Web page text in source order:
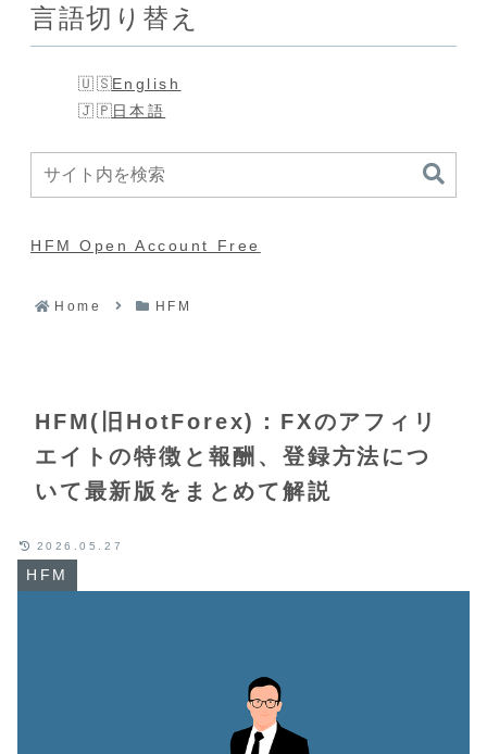
言語切り替え
English
日本語
HFM Open Account Free
Home HFM
HFM(旧HotForex)：FXのアフィリ
エイトの特徴と報酬、登録方法につ
いて最新版をまとめて解説
HFM
2026.05.27